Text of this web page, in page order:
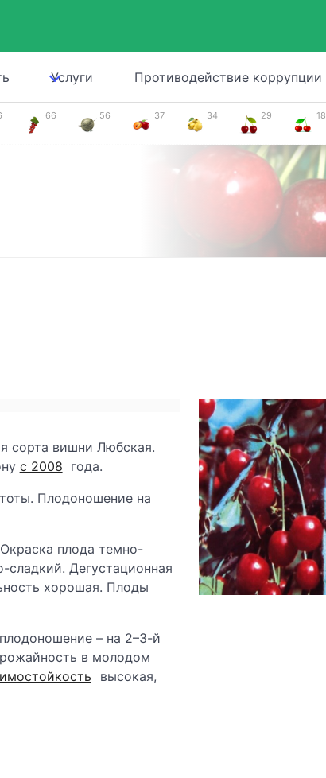
Услуги Противодействие коррупции
66 56 37 34 29 18
сорта вишни Любская.
с 2008 года.
Плодоношение на
плода темно-
сладкий. Дегустационная
хорошая. Плоды
– на 2–3-й
в молодом
высокая,